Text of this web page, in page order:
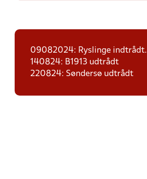
09082024: Ryslinge indtrådt.
140824: B1913 udtrådt
220824: Søndersø udtrådt